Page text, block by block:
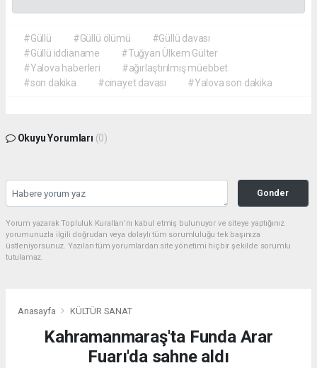
#Güllü #Güllü ölümü
#Güllü davası
#Güllü iddianame
#Tuğyan Ülkem Gülter
#Yalova haberleri
#ağırlaştırılmış müebbet
#son dakika
#cinayet davası #Yalova son dakika
Okuyu Yorumları (0)
Gonder
Yorum yazarak Topluluk Kuralları’nı kabul etmiş bulunuyor ve siteye yaptığınız
yorumunuzla ilgili doğrudan veya dolaylı tüm sorumluluğu tek başınıza
üstleniyorsunuz. Yazılan tüm yorumlardan site yönetimi hiçbir şekilde sorumlu
tutulamaz.
Anasayfa KÜLTÜR SANAT
Kahramanmaraş'ta Funda Arar
Fuarı'da sahne aldı